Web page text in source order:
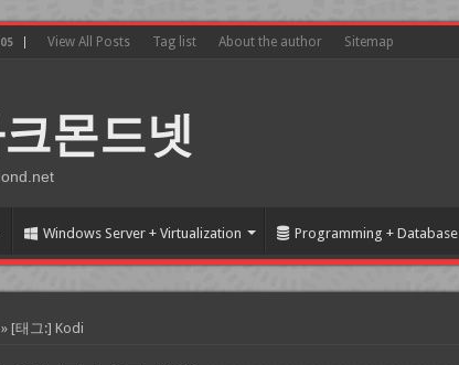
View All Posts Tag list About the author Sitemap
몬드넷
Windows Server + Virtualization Programming + Database
» [태그:] Kodi